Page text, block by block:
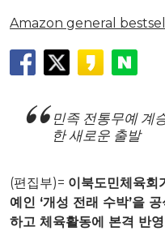
Amazon general
민족 전통무예 계
한 새로운 출발
(편집부)= 이북도민체육회
예인 ‘개성 전래 수박’을
하고 체육활동에 본격 반